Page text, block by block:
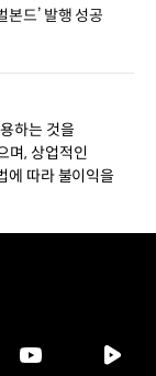
본드’ 발행 성공
하는 것을
며, 상업적인
에 따라 불이익을